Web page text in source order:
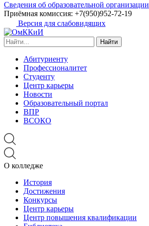
Сведения об образовательной организации
Приёмная комиссия: +7(950)952-72-19
Версия для слабовидящих
Найти:
Абитуриенту
Профессионалитет
Студенту
Центр карьеры
Новости
Образовательный портал
ВПР
ВСОКО
О колледже
История
Достижения
Конкурсы
Центр карьеры
Центр повышения квалификации